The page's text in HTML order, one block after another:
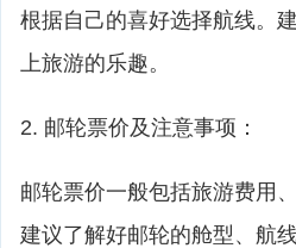
根据自己的喜好选择航线。
上旅游的乐趣。
2. 邮轮票价及注意事项：
邮轮票价一般包括旅游费用
建议了解好邮轮的舱型、航